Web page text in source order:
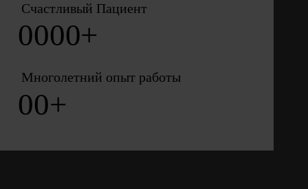
Счастливый Пациент
0000+
Многолетний опыт работы
00+